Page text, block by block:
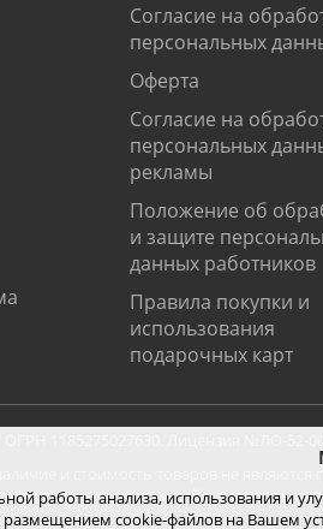
Согласие на
персональных
Оферта
Согласие на
персональных
рекламы
Положение об
и защите
данных работников
Правила покупки и
использования
подарочных карт
и стоимость товаров не
от цен в салонах и действуют
работы анализа, использования и
размещением cookie-файлов на Вашем